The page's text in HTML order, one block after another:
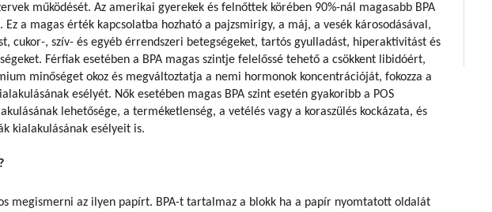
működését. Az amerikai gyerekek és felnőttek körében 90%-nál magasabb BPA
Ez a magas érték kapcsolatba hozható a pajzsmirigy, a máj, a vesék károsodásával,
cukor-, szív- és egyéb érrendszeri betegségeket, tartós gyulladást, hiperaktivitást és
Férfiak esetében a BPA magas szintje felelőssé tehető a csökkent libidóért,
minőséget okoz és megváltoztatja a nemi hormonok koncentrációját, fokozza a
esélyét. Nők esetében magas BPA szint esetén gyakoribb a POS
lehetősége, a terméketlenség, a vetélés vagy a koraszülés kockázata, és
kialakulásának esélyeit is.
megismerni az ilyen papírt. BPA-t tartalmaz a blokk ha a papír nyomtatott oldalát